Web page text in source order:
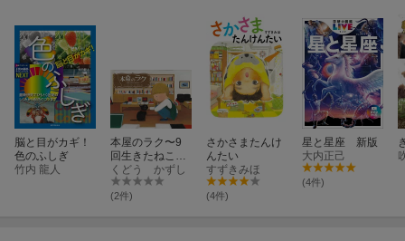
脳と目がカギ！
色のふしぎ
竹内 龍人
本屋のラク〜9
回生きたねこの
はなし〜
くどう かずし
(2件)
さかさまたんけ
んたい
すずきみほ
(4件)
星と星座 新版
大内正己
(4件)